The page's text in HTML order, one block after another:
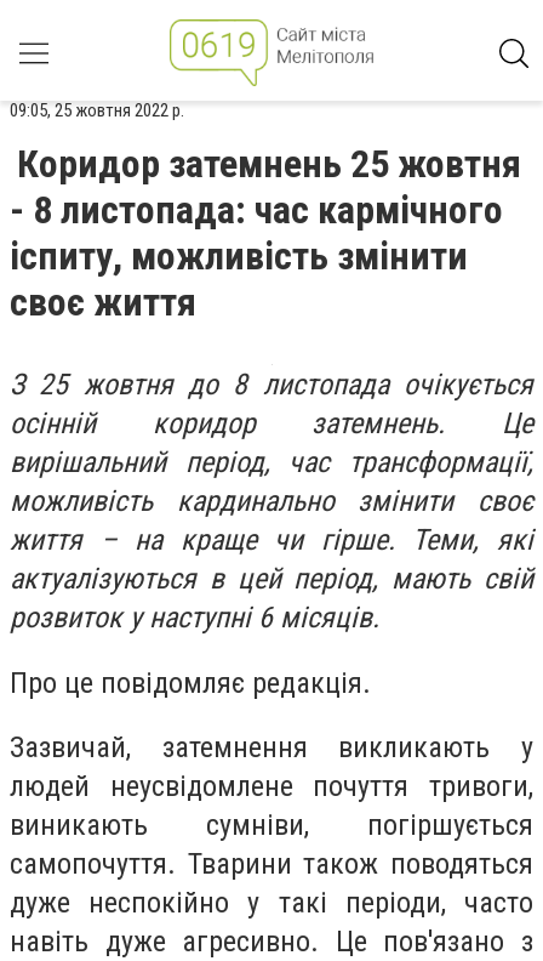
09:05, 25 жовтня 2022 р.
Коридор затемнень 25 жовтня
- 8 листопада: час кармічного
іспиту, можливість змінити
своє життя
З 25 жовтня до 8 листопада очікується
осінній коридор затемнень. Це
вирішальний період, час трансформації,
можливість кардинально змінити своє
життя – на краще чи гірше. Теми, які
актуалізуються в цей період, мають свій
розвиток у наступні 6 місяців.
Про це повідомляє редакція.
Зазвичай, затемнення викликають у
людей неусвідомлене почуття тривоги,
виникають сумніви, погіршується
самопочуття. Тварини також поводяться
дуже неспокійно у такі періоди, часто
навіть дуже агресивно. Це пов'язано з